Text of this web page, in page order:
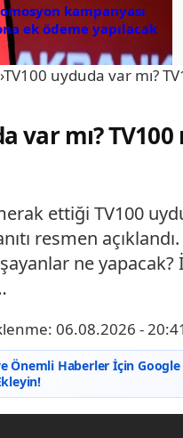
kampanyası
ek ödeme yapılacak
›TV100 uyduda var mı?
var mı?
ettiği TV100
resmen
ne yapacak?
06.08.2026 - 20:41
Önemli Haberler İçin